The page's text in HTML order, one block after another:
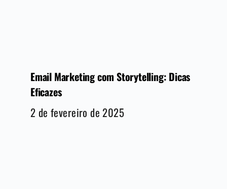
Email Marketing com Storytelling: Dicas
Eficazes
2 de fevereiro de 2025